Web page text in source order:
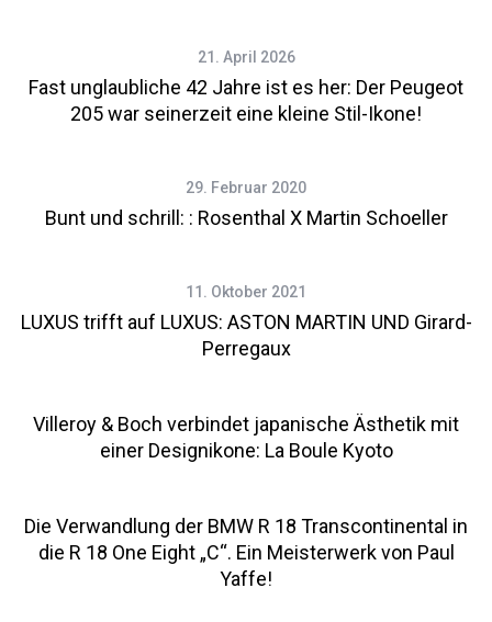
21. April 2026
Fast unglaubliche 42 Jahre ist es her: Der Peugeot
205 war seinerzeit eine kleine Stil-Ikone!
29. Februar 2020
Bunt und schrill: : Rosenthal X Martin Schoeller
11. Oktober 2021
LUXUS trifft auf LUXUS: ASTON MARTIN UND Girard-
Perregaux
Villeroy & Boch verbindet japanische Ästhetik mit
einer Designikone: La Boule Kyoto
Die Verwandlung der BMW R 18 Transcontinental in
die R 18 One Eight „C“. Ein Meisterwerk von Paul
Yaffe!